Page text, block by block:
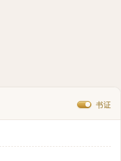
书证